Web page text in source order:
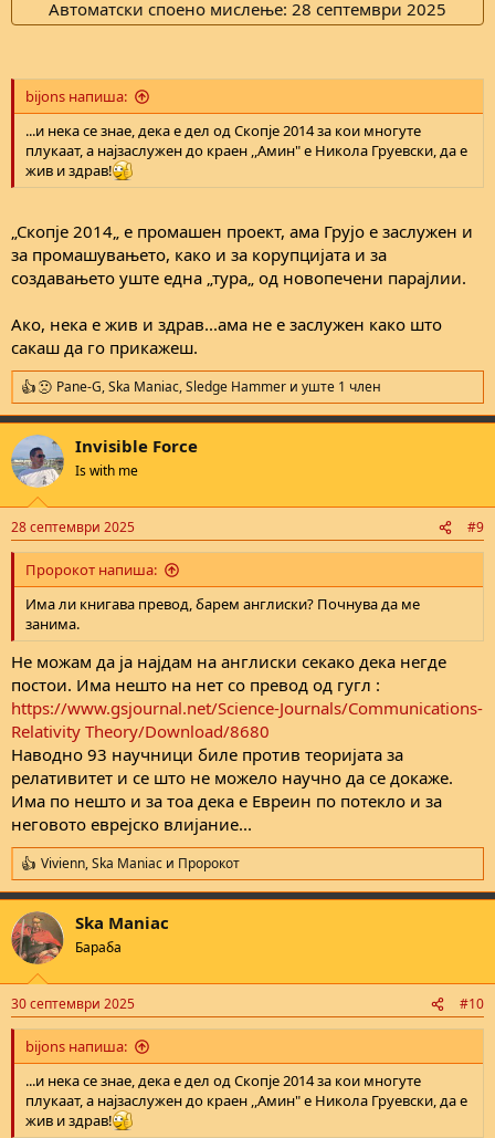
Автоматски споено мислење: 28 септември 2025
bijons напиша:
...и нека се знае, дека е дел од Скопје 2014 за кои многуте
плукаат, а најзаслужен до краен ,,Амин" е Никола Груевски, да е
жив и здрав!
„Скопје 2014„ е промашен проект, ама Грујо е заслужен и
за промашувањето, како и за корупцијата и за
создавањето уште една „тура„ од новопечени парајлии.
Ако, нека е жив и здрав...ама не е заслужен како што
сакаш да го прикажеш.
R
e
a
c
t
i
s
:
Pane-G,Ska Maniac,Sledge Hammer и уште 1 член
Invisible Force
Is with me
28 септември 2025 #9
Пророкот напиша:
Има ли книгава превод, барем англиски? Почнува да ме
занима.
Не можам да ја најдам на англиски секако дека негде
постои. Има нешто на нет со превод од гугл :
https://www.gsjournal.net/Science-Journals/Communications-
Relativity Theory/Download/8680
Наводно 93 научници биле против теоријата за
релативитет и се што не можело научно да се докаже.
Има по нешто и за тоа дека е Евреин по потекло и за
неговото еврејско влијание...
R
e
a
c
t
i
s
:
Vivienn,Ska Maniac и Пророкот
Ska Maniac
Бараба
30 септември 2025 #10
bijons напиша:
...и нека се знае, дека е дел од Скопје 2014 за кои многуте
плукаат, а најзаслужен до краен ,,Амин" е Никола Груевски, да е
жив и здрав!